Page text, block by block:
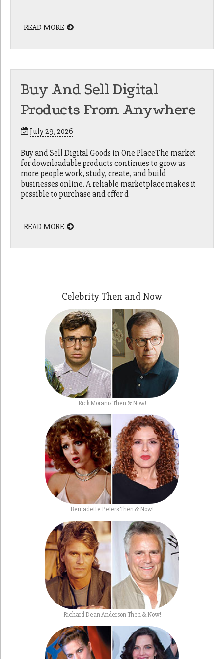
READ MORE
Buy And Sell Digital
Products From Anywhere
July 29, 2026
Buy and Sell Digital Goods in One PlaceThe market
for downloadable products continues to grow as
more people work, study, create, and build
businesses online. A reliable marketplace makes it
possible to purchase and offer d
READ MORE
Celebrity Then and Now
Rick Moranis Then & Now!
Bernadette Peters Then & Now!
Richard Dean Anderson Then & Now!